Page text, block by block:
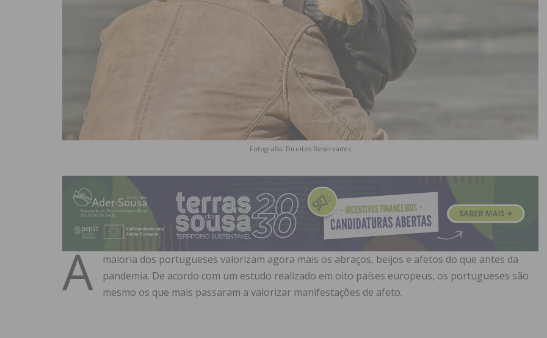
Fotografia: Direitos Reservados
A
maioria dos portugueses valorizam agora mais os abraços, beijos e afetos do que antes da
pandemia. De acordo com um estudo realizado em oito países europeus, os portugueses são
mesmo os que mais passaram a valorizar manifestações de afeto.